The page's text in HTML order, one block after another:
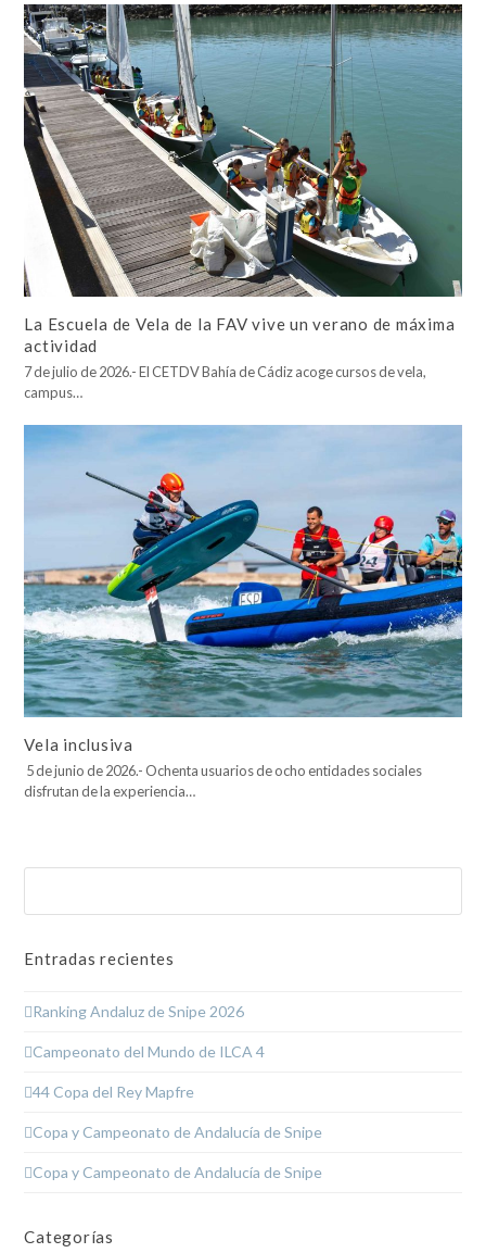
La Escuela de Vela de la FAV vive un verano de máxima
actividad
7 de julio de 2026.- El CETDV Bahía de Cádiz acoge cursos de vela,
campus…
Vela inclusiva
5 de junio de 2026.- Ochenta usuarios de ocho entidades sociales
disfrutan de la experiencia…
Entradas recientes
Ranking Andaluz de Snipe 2026
Campeonato del Mundo de ILCA 4
44 Copa del Rey Mapfre
Copa y Campeonato de Andalucía de Snipe
Copa y Campeonato de Andalucía de Snipe
Categorías